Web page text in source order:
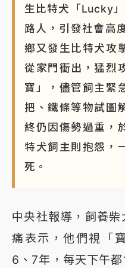
生比特犬「Lucky
路人，引發社會高
鄉又發生比特犬攻
從家門衝出，猛烈
寶」，儘管飼主緊
把、鐵條等物試圖
終仍因傷勢過重，
特犬飼主則抱怨，
死。
中央社報導，飼養
痛表示，他們視「
6、7年，每天下午